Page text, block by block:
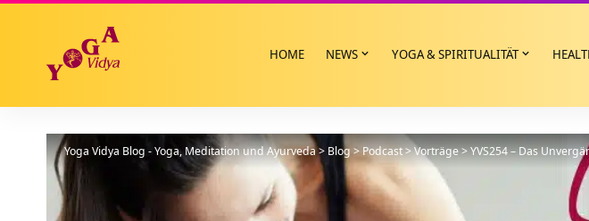
HOME NEWS YOGA & SPIRITUALITÄT
Yoga Vidya Blog - Yoga, Meditation und Ayurveda> Blog > Podcast>Vorträge>YVS254 – Das